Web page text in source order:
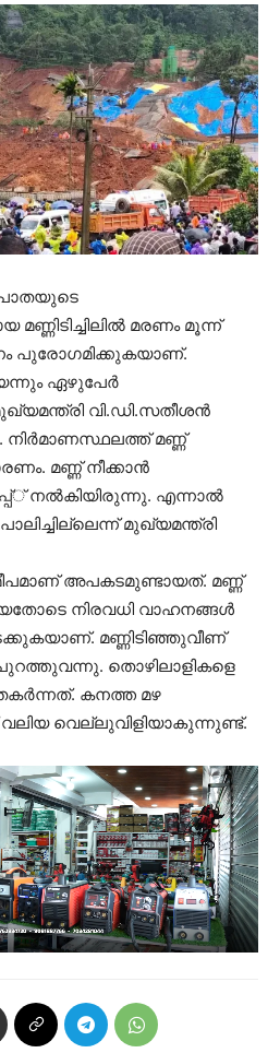
മരണം മൂന്ന്
പുരോഗമിക്കുകയാണ്.
ഏഴുപേര്‍
വി.ഡി.സതീശന്‍
മണ്ണ്
മണ്ണ് നീക്കാന്‍
നല്‍കിയിരുന്നു. എന്നാല്‍
മുഖ്യമന്ത്രി
അപകടമുണ്ടായത്. മണ്ണ്
നിരവധി വാഹനങ്ങള്‍
മണ്ണിടിഞ്ഞുവീണ്
തൊഴിലാളികളെ
കനത്ത മഴ
വെല്ലുവിളിയാകുന്നുണ്ട്.